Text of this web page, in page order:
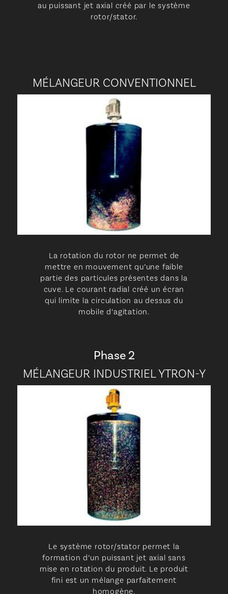
au puissant jet axial créé par le système
rotor/stator.
MÉLANGEUR CONVENTIONNEL
La rotation du rotor ne permet de
mettre en mouvement qu’une faible
partie des particules présentes dans la
cuve. Le courant radial créé un écran
qui limite la circulation au dessus du
mobile d’agitation.
Phase 2
MÉLANGEUR INDUSTRIEL YTRON-Y
Le système rotor/stator permet la
formation d’un puissant jet axial sans
mise en rotation du produit. Le produit
fini est un mélange parfaitement
homogène.